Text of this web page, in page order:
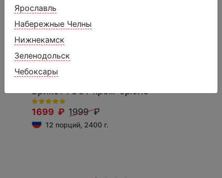
Ярославль
Набережные Челны
Нижнекамск
Зеленодольск
Чебоксары
Брикет ГОСТ крем-брюле
1699 ₽ 1999 ₽
12 порций, 2400 г.